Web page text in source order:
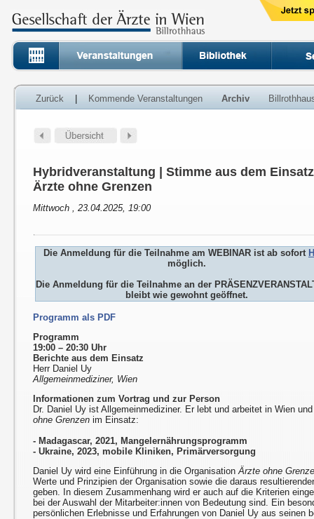
Zurück Kommende Veranstaltungen Archiv
Hybridveranstaltung | Stimme aus dem
Ärzte ohne Grenzen
Mittwoch , 23.04.2025, 19:00
Die Anmeldung für die Teilnahme am WEBINAR ist ab sofort
möglich.
Die Anmeldung für die Teilnahme an der
bleibt wie gewohnt geöffnet.
Programm als PDF
Programm
19:00 – 20:30 Uhr
Berichte aus dem Einsatz
Herr Daniel Uy
Allgemeinmediziner, Wien
Informationen zum Vortrag und zur Person
Dr. Daniel Uy ist Allgemeinmediziner. Er lebt und arbeitet in Wien
ohne Grenzen im Einsatz:
- Madagascar, 2021, Mangelernährungsprogramm
- Ukraine, 2023, mobile Kliniken, Primärversorgung
Daniel Uy wird eine Einführung in die OrganisationÄrzte ohne
Werte und Prinzipien der Organisation sowie die daraus
geben. In diesem Zusammenhang wird er auch auf die Kriterien
bei der Auswahl der Mitarbeiter:innen von Bedeutung sind. Ein
persönlichen Erlebnisse und Erfahrungen von Daniel Uy aus seinen